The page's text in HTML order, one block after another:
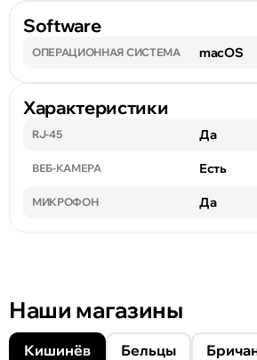
Software
ОПЕРАЦИОННАЯ СИСТЕМА macOS
Характеристики
RJ-45 Да
ВЕБ-КАМЕРА Есть
МИКРОФОН Да
Наши магазины
Кишинёв Бельцы